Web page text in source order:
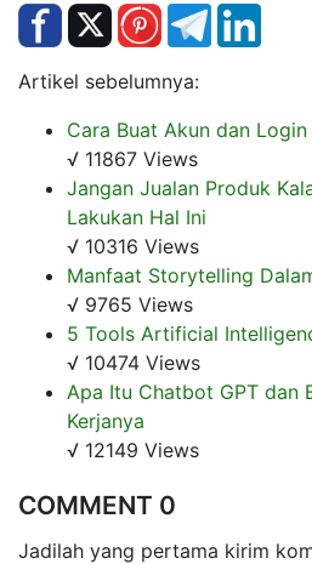
Artikel sebelumnya:
Cara Buat Akun dan
√ 11867 Views
Jangan Jualan Produk
Lakukan Hal Ini
√ 10316 Views
Manfaat Storytelling
√ 9765 Views
5 Tools Artificial
√ 10474 Views
Apa Itu Chatbot GPT dan
Kerjanya
√ 12149 Views
COMMENT 0
Jadilah yang pertama kirim